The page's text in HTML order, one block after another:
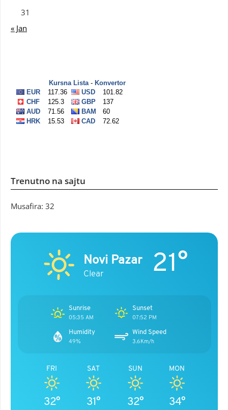
31
« Jan
Trenutno na sajtu
Musafira: 32
Novi Pazar
Clear 21°
Sunrise
05:35 AM
Sunset
07:52 PM
Humidity
49%
Wind Speed
3.6Km/h
FRI
32°
SAT
31°
SUN
32°
MON
34°